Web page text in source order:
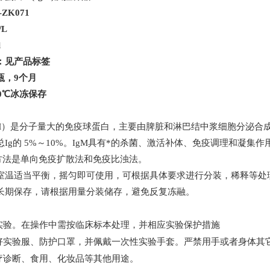
L
见产品标签
， 9个月
℃冰冻保存
）是分子量大的免疫球蛋白，主要由脾脏和淋巴结中浆细胞分泌合
Ig的 5% ～ 10%。 IgM具有*的杀菌、激活补体、免疫调理和凝集作
是单向免疫扩散法和免疫比浊法。
温适当平衡，摇匀即可使用，可根据具体要求进行分装，稀释等
期保存，请根据用量分装储存，避免反复冻融。
。在操作中需按临床标本处理，并相应实验保护措施
验服、防护口罩，并佩戴一次性实验手套。严禁用手或者身体
断、食用、化妆品等其他用途。